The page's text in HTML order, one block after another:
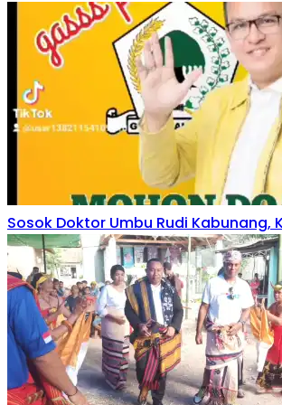
Sosok Doktor Umbu Rudi Kabunang,